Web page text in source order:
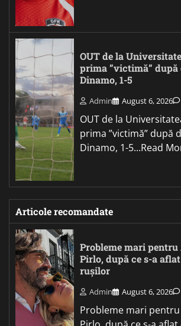
OUT de la
prima ”victimă”
Dinamo, 1-5
Admin August 6, 2026
OUT de la
prima ”victimă” după
Dinamo, 1-5...Read
Articole recomandate
Probleme mari pentru
Pirlo, după ce s-a
rușilor
Admin August 6, 2026
Probleme mari